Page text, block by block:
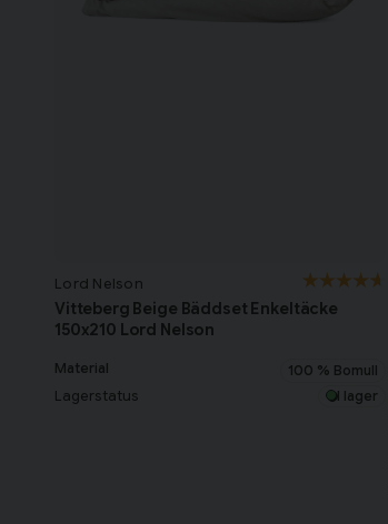
Lord Nelson
Vitteberg Beige Bäddset Enkeltäcke
150x210 Lord Nelson
Material 100 % Bomull
Lagerstatus I lager